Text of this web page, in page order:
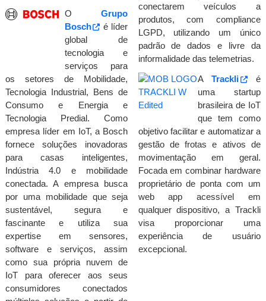
OGrupo
Bosch
é líder
global de
tecnologia e
serviços para
os setores de Mobilidade,
Tecnologia Industrial, Bens de
Consumo e Energia e
Tecnologia Predial. Como
empresa líder em IoT, a Bosch
fornece soluções inovadoras
para casas inteligentes,
Indústria 4.0 e mobilidade
conectada. A empresa busca
por uma mobilidade que seja
sustentável, segura e
fascinante e utiliza sua
expertise em sensores,
software e serviços, assim
como sua própria nuvem de
IoT para oferecer aos seus
consumidores conectados
conectarem veículos a
produtos, com compliance
LGPD, utilizando um único
padrão de dados e livre da
informalidade das telemetrias.
ATrackli
é
uma startup
brasileira de IoT
que tem como
objetivo facilitar e automatizar a
gestão de frotas e ativos de
movimentação em geral.
Focada em combinar hardware
proprietário de ponta com um
web app acessível em
qualquer dispositivo, a Trackli
visa proporcionar uma
experiência de usuário
excepcional.